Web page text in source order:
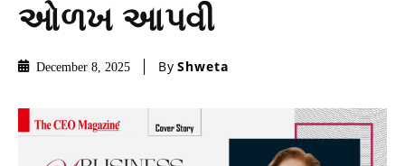
ઓળખ આપવી
December 8, 2025 By Shweta